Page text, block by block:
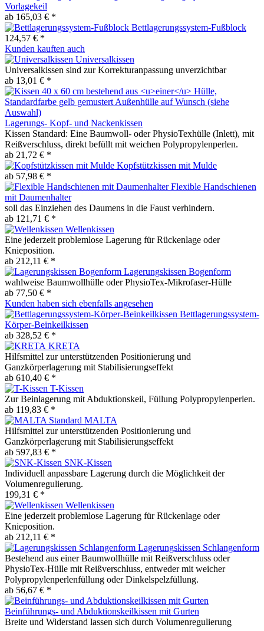
Vorlagekeil
ab 165,03 € *
Bettlagerungssystem-Fußblock
124,57 € *
Kunden kauften auch
Universalkissen
Universalkissen sind zur Korrekturanpassung unverzichtbar
ab 13,01 € *
Lagerungs- Kopf- und Nackenkissen
Kissen Standard: Eine Baumwoll- oder PhysioTexhülle (Inlett), mit
Reißverschluss, direkt befüllt mit weichen Polypropylenperlen.
ab 21,72 € *
Kopfstützkissen mit Mulde
ab 57,98 € *
Flexible Handschienen
mit Daumenhalter
soll das Einziehen des Daumens in die Faust verhindern.
ab 121,71 € *
Wellenkissen
Eine jederzeit problemlose Lagerung für Rückenlage oder
Knieposition.
ab 212,11 € *
Lagerungskissen Bogenform
wahlweise Baumwollhülle oder PhysioTex-Mikrofaser-Hülle
ab 77,50 € *
Kunden haben sich ebenfalls angesehen
Bettlagerungssystem-
Körper-Beinkeilkissen
ab 328,52 € *
KRETA
Hilfsmittel zur unterstützenden Positionierung und
Ganzkörperlagerung mit Stabilisierungseffekt
ab 610,40 € *
T-Kissen
Zur Beinlagerung mit Abduktionskeil, Füllung Polypropylenperlen.
ab 119,83 € *
MALTA
Hilfsmittel zur unterstützenden Positionierung und
Ganzkörperlagerung mit Stabilisierungseffekt
ab 597,83 € *
SNK-Kissen
Individuell anpassbare Lagerung durch die Möglichkeit der
Volumenregulierung.
199,31 € *
Wellenkissen
Eine jederzeit problemlose Lagerung für Rückenlage oder
Knieposition.
ab 212,11 € *
Lagerungskissen Schlangenform
Bestehend aus einer Baumwollhülle mit Reißverschluss oder
PhysioTex-Hülle mit Reißverschluss, entweder mit weicher
Polypropylenperlenfüllung oder Dinkelspelzfüllung.
ab 56,67 € *
Beinführungs- und Abduktionskeilkissen mit Gurten
Breite und Widerstand lassen sich durch Volumenregulierung